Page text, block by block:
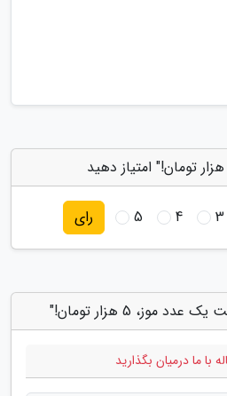
3
4
5 رای
5 هزار تومان!"
با ما درمیان بگذارید